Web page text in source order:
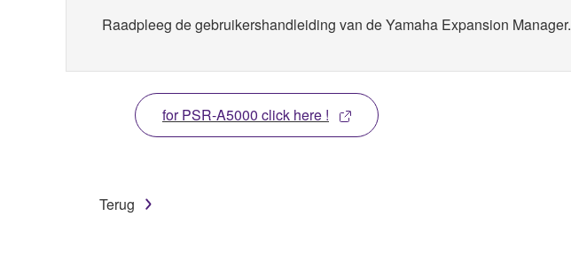
Raadpleeg de gebruikershandleiding van de Yamaha Expansion Manager.
for PSR-A5000 click here !
Terug